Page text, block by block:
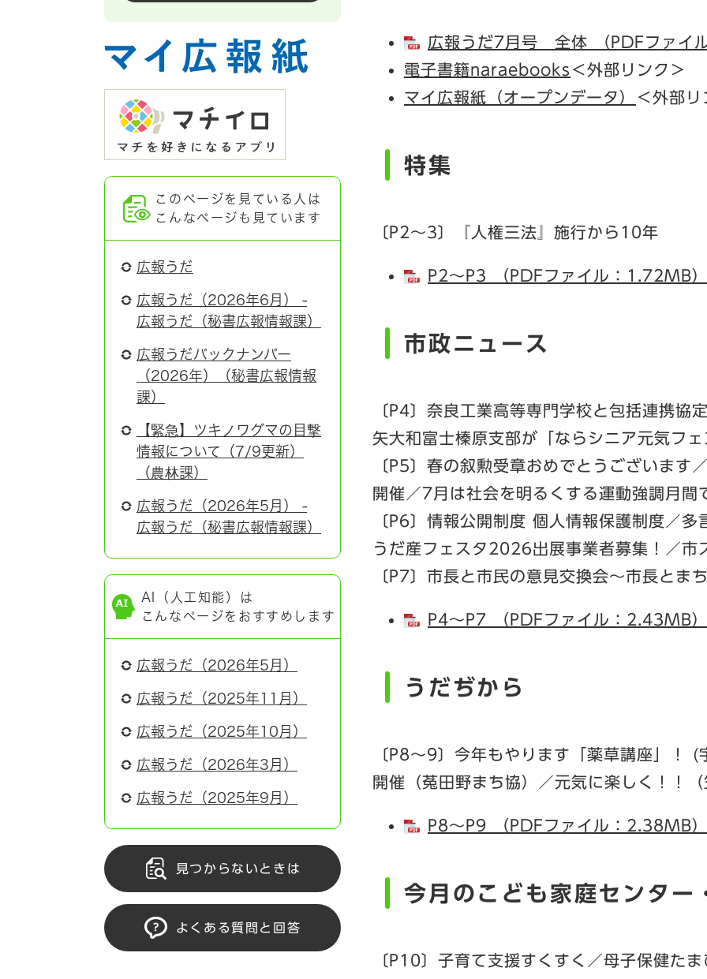
広報うだ7月号 全体 （PDFファイ
電子書籍naraebooks ＜外部リンク＞
マイ広報紙（オープンデータ） ＜外部リ
特集
〔P2～3〕『人権三法』施行から10年
P2～P3 （PDFファイル：1.72MB
市政 ニュース
〔P4〕奈良工業高等専門学校と包括連携協
矢大和富士榛原支部が「ならシニア元気フ
〔P5〕春の叙勲受章おめでとうございます
開催／7月は社会を明るくする運動強調月間
〔P6〕情報公開制度 個人情報保護制度／
うだ産フェスタ2026出展事業者募集！／市
〔P7〕市長と市民の意見交換会～市長とま
P4～P7 （PDFファイル：2.43MB
うだぢから
〔P8～9〕今年もやります「薬草講座」！
開催（菟田野まち協）／元気に楽しく！！
P8～P9 （PDFファイル：2.38MB
今月のこども家庭センター
〔P10〕子育て支援すくすく／母子保健た
このページを見ている人は
こんなページも見ています
広報うだ
広報うだ（2026年6月） -
広報うだ（秘書広報情報課）
広報うだバックナンバー
（2026年）（秘書広報情報
課）
【緊急】ツキノワグマの目撃
情報について（7/9更新）
（農林課）
広報うだ（2026年5月） -
広報うだ（秘書広報情報課）
AI（人工知能）は
こんなページをおすすめします
広報うだ（2026年5月）
広報うだ（2025年11月）
広報うだ（2025年10月）
広報うだ（2026年3月）
広報うだ（2025年9月）
見つからないときは
よくある質問と回答